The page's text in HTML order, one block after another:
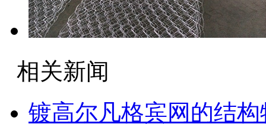
相关新闻
镀高尔凡格宾网的结构